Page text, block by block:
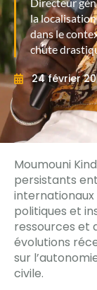
la localisation
dans le
chute
24 février
Moumouni
persistants
internationaux
politiques et
ressources et
évolutions
sur
civile.